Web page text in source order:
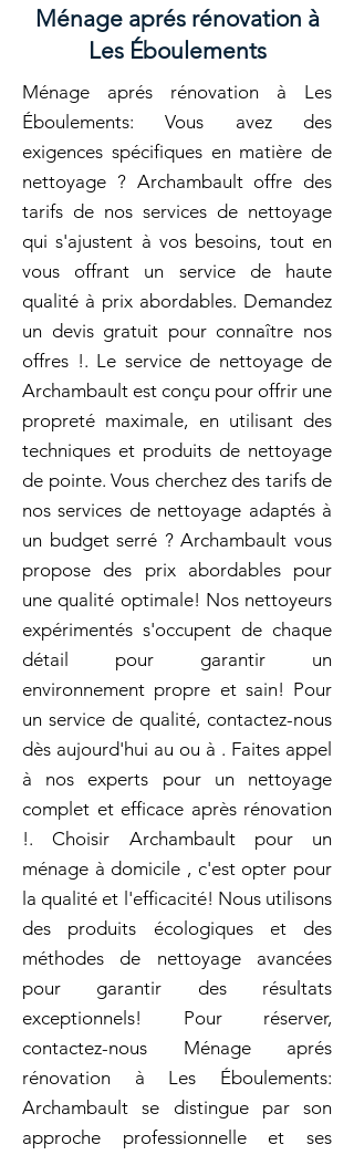
Ménage aprés rénovation à
Les Éboulements
Ménage aprés rénovation à Les
Éboulements: Vous avez des
exigences spécifiques en matière de
nettoyage ? Archambault offre des
tarifs de nos services de nettoyage
qui s'ajustent à vos besoins, tout en
vous offrant un service de haute
qualité à prix abordables. Demandez
un devis gratuit pour connaître nos
offres !. Le service de nettoyage de
Archambault est conçu pour offrir une
propreté maximale, en utilisant des
techniques et produits de nettoyage
de pointe. Vous cherchez des tarifs de
nos services de nettoyage adaptés à
un budget serré ? Archambault vous
propose des prix abordables pour
une qualité optimale! Nos nettoyeurs
expérimentés s'occupent de chaque
détail pour garantir un
environnement propre et sain! Pour
un service de qualité, contactez-nous
dès aujourd'hui au ou à . Faites appel
à nos experts pour un nettoyage
complet et efficace après rénovation
!. Choisir Archambault pour un
ménage à domicile , c'est opter pour
la qualité et l'efficacité! Nous utilisons
des produits écologiques et des
méthodes de nettoyage avancées
pour garantir des résultats
exceptionnels! Pour réserver,
contactez-nous Ménage aprés
rénovation à Les Éboulements:
Archambault se distingue par son
approche professionnelle et ses